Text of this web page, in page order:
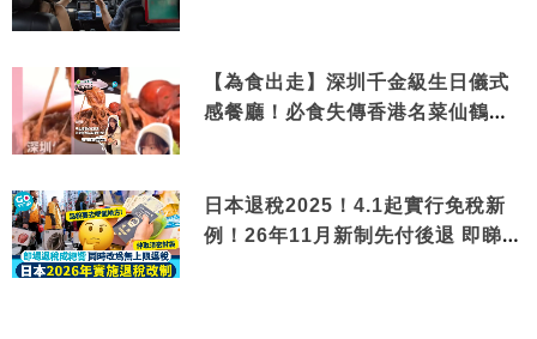
【為食出走】深圳千金級生日儀式
感餐廳！必食失傳香港名菜仙鶴神
日本退稅2025！4.1起實行免稅新
例！26年11月新制先付後退 即睇步